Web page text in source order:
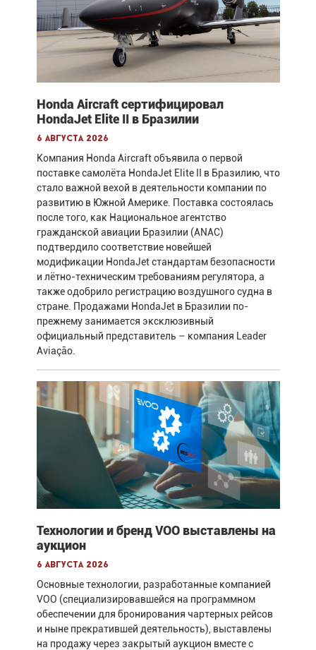
Honda Aircraft сертифицировал
HondaJet Elite II в Бразилии
6 августа 2026
Компания Honda Aircraft объявила о первой
поставке самолёта HondaJet Elite II в Бразилию, что
стало важной вехой в деятельности компании по
развитию в Южной Америке. Поставка состоялась
после того, как Национальное агентство
гражданской авиации Бразилии (ANAC)
подтвердило соответствие новейшей
модификации HondaJet стандартам безопасности
и лётно-техническим требованиям регулятора, а
также одобрило регистрацию воздушного судна в
стране. Продажами HondaJet в Бразилии по-
прежнему занимается эксклюзивный
официальный представитель – компания Leader
Aviação.
Технологии и бренд VOO выставлены на
аукцион
6 августа 2026
Основные технологии, разработанные компанией
VOO (специализировавшейся на программном
обеспечении для бронирования чартерных рейсов
и ныне прекратившей деятельность), выставлены
на продажу через закрытый аукцион вместе с